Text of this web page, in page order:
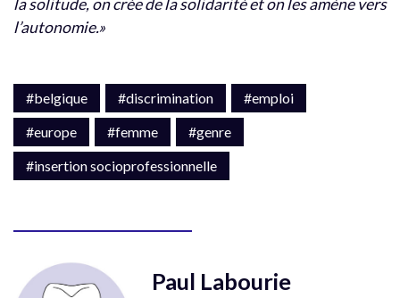
la solitude, on crée de la solidarité et on les amène vers
l’autonomie.»
#belgique #discrimination
#emploi
#europe
#femme
#genre
#insertion socioprofessionnelle
Paul Labourie